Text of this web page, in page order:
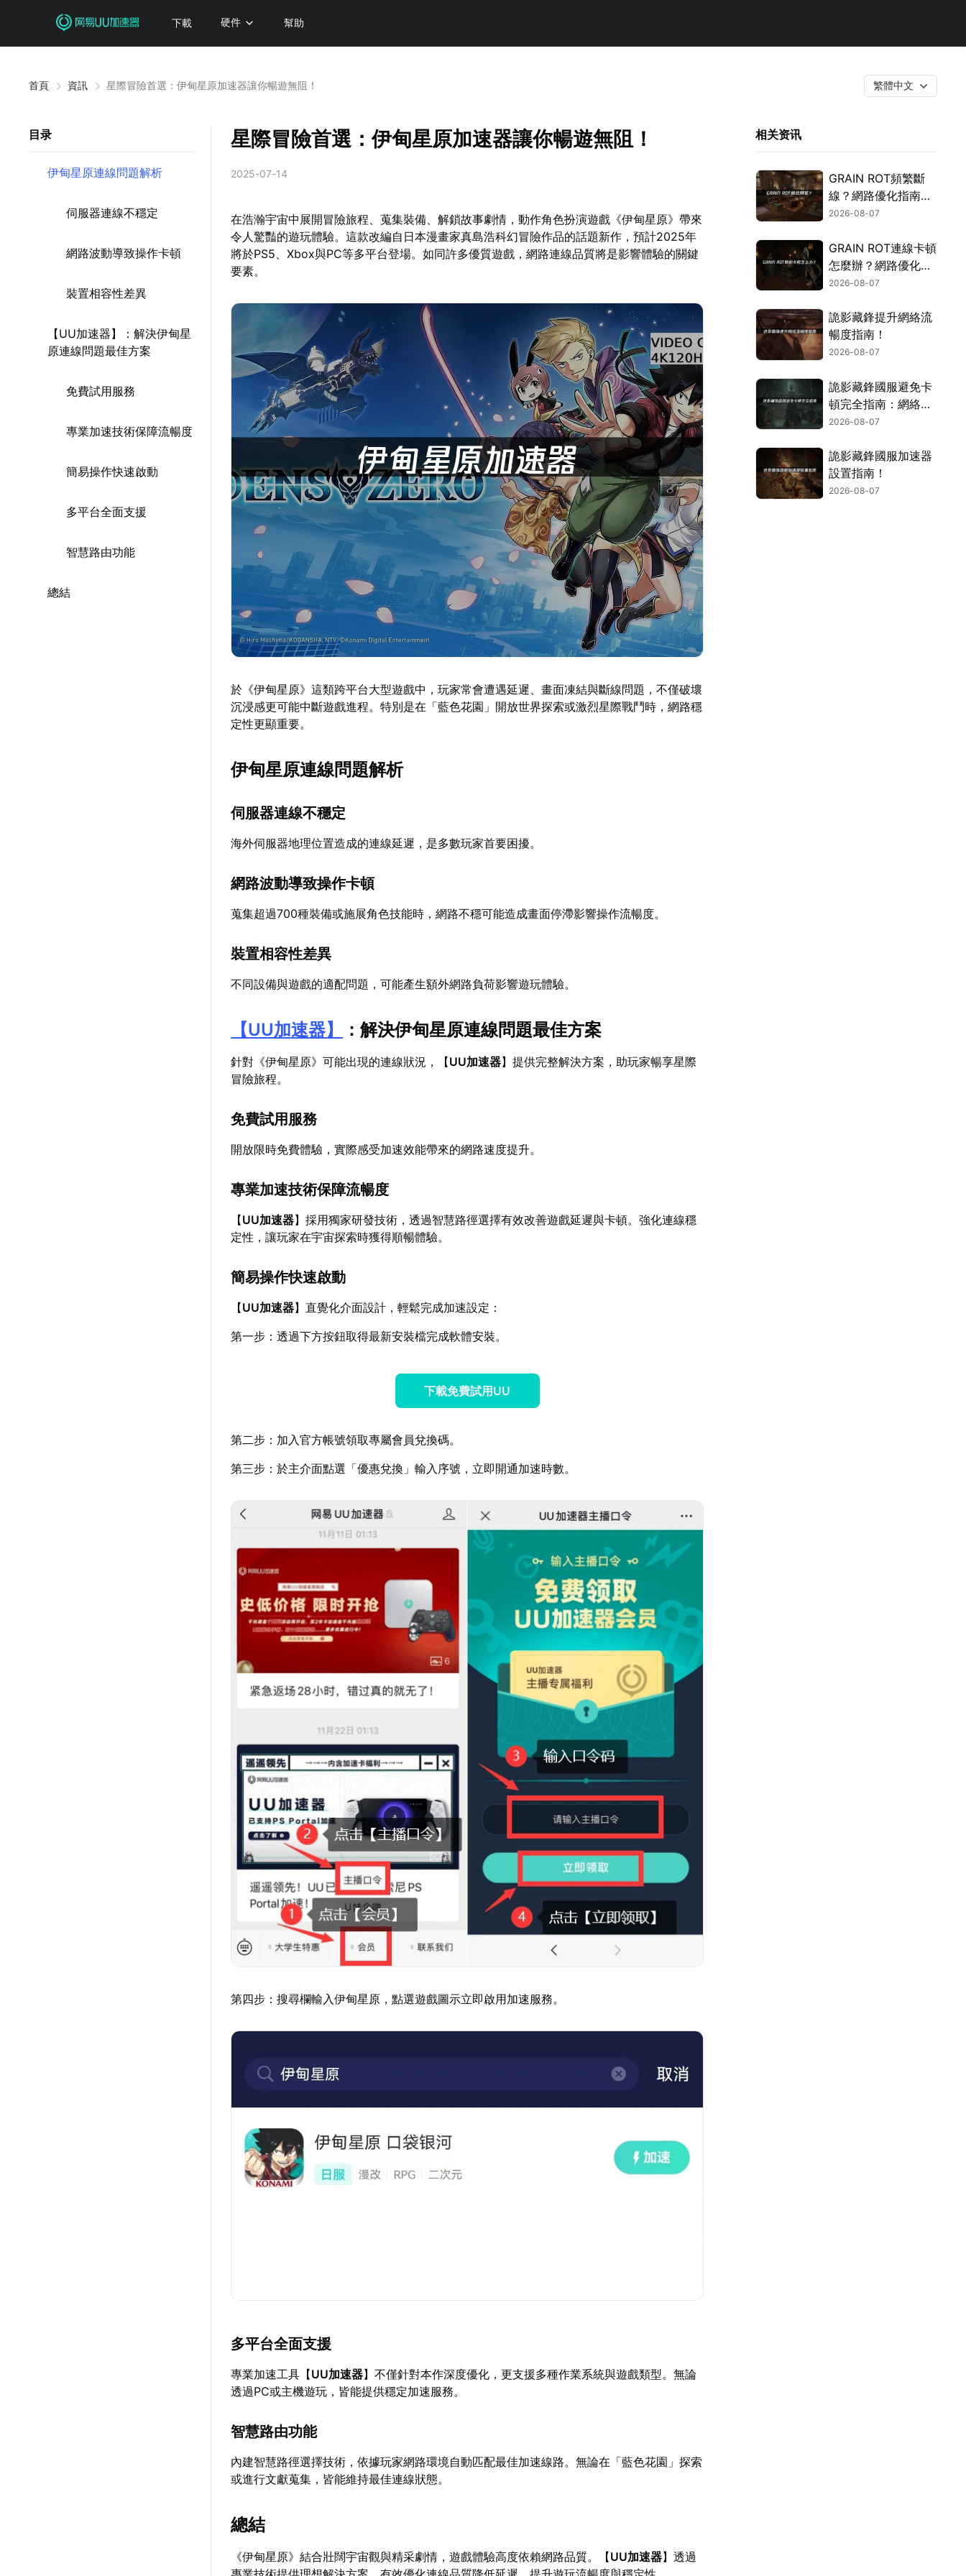
下載 硬件 幫助
首頁 資訊 星際冒險首選：伊甸星原加速器讓你暢遊無阻！ 繁體中文
目录
伊甸星原連線問題解析
伺服器連線不穩定
網路波動導致操作卡頓
裝置相容性差異
【UU加速器】：解決伊甸星
原連線問題最佳方案
免費試用服務
專業加速技術保障流暢度
簡易操作快速啟動
多平台全面支援
智慧路由功能
總結
星際冒險首選：伊甸星原加速器讓你暢遊無阻！
2025-07-14
在浩瀚宇宙中展開冒險旅程、蒐集裝備、解鎖故事劇情，動作角色扮演遊戲《伊甸星原》帶來
令人驚豔的遊玩體驗。這款改編自日本漫畫家真島浩科幻冒險作品的話題新作，預計2025年
將於PS5、Xbox與PC等多平台登場。如同許多優質遊戲，網路連線品質將是影響體驗的關鍵
要素。
於《伊甸星原》這類跨平台大型遊戲中，玩家常會遭遇延遲、畫面凍結與斷線問題，不僅破壞
沉浸感更可能中斷遊戲進程。特別是在「藍色花園」開放世界探索或激烈星際戰鬥時，網路穩
定性更顯重要。
伊甸星原連線問題解析
伺服器連線不穩定
海外伺服器地理位置造成的連線延遲，是多數玩家首要困擾。
網路波動導致操作卡頓
蒐集超過700種裝備或施展角色技能時，網路不穩可能造成畫面停滯影響操作流暢度。
裝置相容性差異
不同設備與遊戲的適配問題，可能產生額外網路負荷影響遊玩體驗。
【UU加速器】 ：解決伊甸星原連線問題最佳方案
針對《伊甸星原》可能出現的連線狀況，【UU加速器】提供完整解決方案，助玩家暢享星際
冒險旅程。
免費試用服務
開放限時免費體驗，實際感受加速效能帶來的網路速度提升。
專業加速技術保障流暢度
【UU加速器】採用獨家研發技術，透過智慧路徑選擇有效改善遊戲延遲與卡頓。強化連線穩
定性，讓玩家在宇宙探索時獲得順暢體驗。
簡易操作快速啟動
【UU加速器】直覺化介面設計，輕鬆完成加速設定：
第一步：透過下方按鈕取得最新安裝檔完成軟體安裝。
下載免費試用UU
第二步：加入官方帳號領取專屬會員兌換碼。
第三步：於主介面點選「優惠兌換」輸入序號，立即開通加速時數。
第四步：搜尋欄輸入伊甸星原，點選遊戲圖示立即啟用加速服務。
多平台全面支援
專業加速工具【UU加速器】不僅針對本作深度優化，更支援多種作業系統與遊戲類型。無論
透過PC或主機遊玩，皆能提供穩定加速服務。
智慧路由功能
內建智慧路徑選擇技術，依據玩家網路環境自動匹配最佳加速線路。無論在「藍色花園」探索
或進行文獻蒐集，皆能維持最佳連線狀態。
總結
《伊甸星原》結合壯闊宇宙觀與精采劇情，遊戲體驗高度依賴網路品質。【UU加速器】透過
相关资讯
GRAIN ROT頻繁斷
線？網路優化指南一
次搞定！
2026-08-07
GRAIN ROT連線卡頓
怎麼辦？網路優化這
樣解決！
2026-08-07
詭影藏鋒提升網絡流
暢度指南！
2026-08-07
詭影藏鋒國服避免卡
頓完全指南：網絡優
化與解決技巧！
2026-08-07
詭影藏鋒國服加速器
設置指南！
2026-08-07